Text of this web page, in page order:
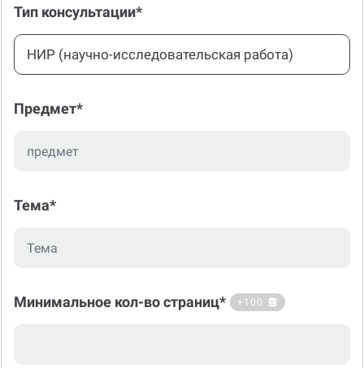
Тип консультации*
НИР (научно-исследовательская работа)
Предмет*
Тема*
Минимальное кол-во страниц* +100